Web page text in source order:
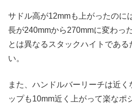
サドル高が12mmも上がったのに
長が240mmから270mmに変わっ
とは異なるスタックハイトであ
い。
また、ハンドルバーリーチは近
ップも10mm近く上がって楽なポ